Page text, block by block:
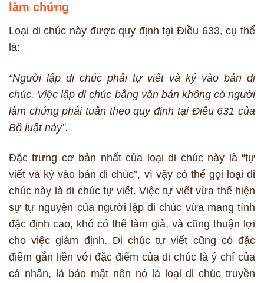
làm chứng
Loại di chúc này được quy định tại Điều 633, cụ thể
là:
“Người lập di chúc phải tự viết và ký vào bản di
chúc. Việc lập di chúc bằng văn bản không có người
làm chứng phải tuân theo quy định tại Điều 631 của
Bộ luật này”.
Đặc trưng cơ bản nhất của loại di chúc này là “tự
viết và ký vào bản di chúc”, vì vậy có thể gọi loại di
chúc này là di chúc tự viết. Việc tự viết vừa thể hiện
sự tự nguyện của người lập di chúc vừa mang tính
đặc định cao, khó có thể làm giả, và cũng thuận lợi
cho việc giám định. Di chúc tự viết cũng có đặc
điểm gắn liền với đặc điểm của di chúc là ý chí của
cá nhân, là bảo mật nên nó là loại di chúc truyền